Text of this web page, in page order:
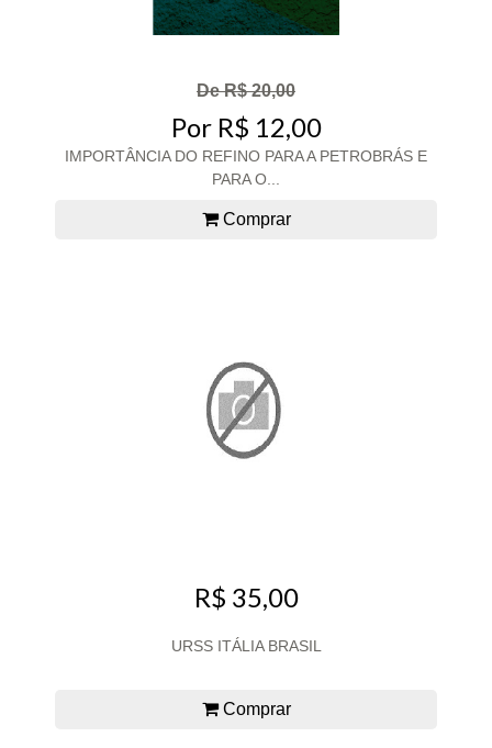
De R$ 20,00
Por R$ 12,00
IMPORTÂNCIA DO REFINO PARA A PETROBRÁS E
PARA O...
Comprar
R$ 35,00
URSS ITÁLIA BRASIL
Comprar